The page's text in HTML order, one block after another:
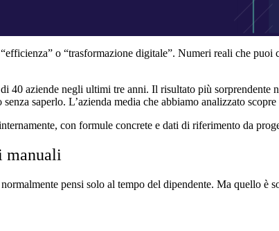
o “trasformazione digitale”. Numeri reali che
40 aziende negli ultimi tre anni. Il risultato più sorprendente
saperlo. L’azienda media che abbiamo analizzato
con formule concrete e dati di riferimento da
manuali
pensi solo al tempo del dipendente. Ma quello